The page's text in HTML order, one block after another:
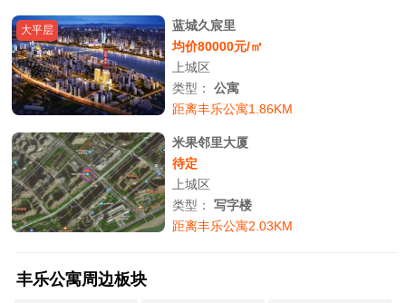
大平层
蓝城久宸里
均价80000元/㎡
上城区
类型：公寓
距离丰乐公寓1.86KM
米果邻里大厦
待定
上城区
类型：写字楼
距离丰乐公寓2.03KM
丰乐公寓周边板块